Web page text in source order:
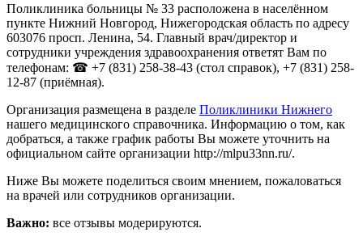
Поликлиника больницы № 33 расположена в населённом
пункте Нижний Новгород, Нижегородская область по адресу
603076 просп. Ленина, 54. Главный врач/директор и
сотрудники учреждения здравоохранения ответят Вам по
телефонам: ☎ +7 (831) 258-38-43 (стол справок), +7 (831) 258-
12-87 (приёмная).
Организация размещена в разделе Поликлиники Нижнего
нашего медицинского справочника. Информацию о том, как
добраться, а также график работы Вы можете уточнить на
официальном сайте организации http://mlpu33nn.ru/.
Ниже Вы можете поделиться своим мнением, пожаловаться
на врачей или сотрудников организации.
Важно: все отзывы модерируются.